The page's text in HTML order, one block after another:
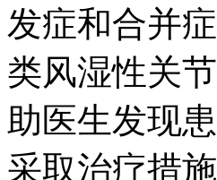
发症和合并
类风湿性关
助医生发现
采取治疗措